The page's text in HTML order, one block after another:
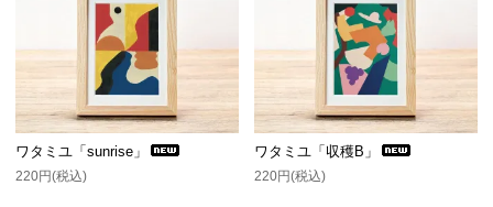
ワタミユ「sunrise」
220円(税込)
ワタミユ「収穫B」
220円(税込)